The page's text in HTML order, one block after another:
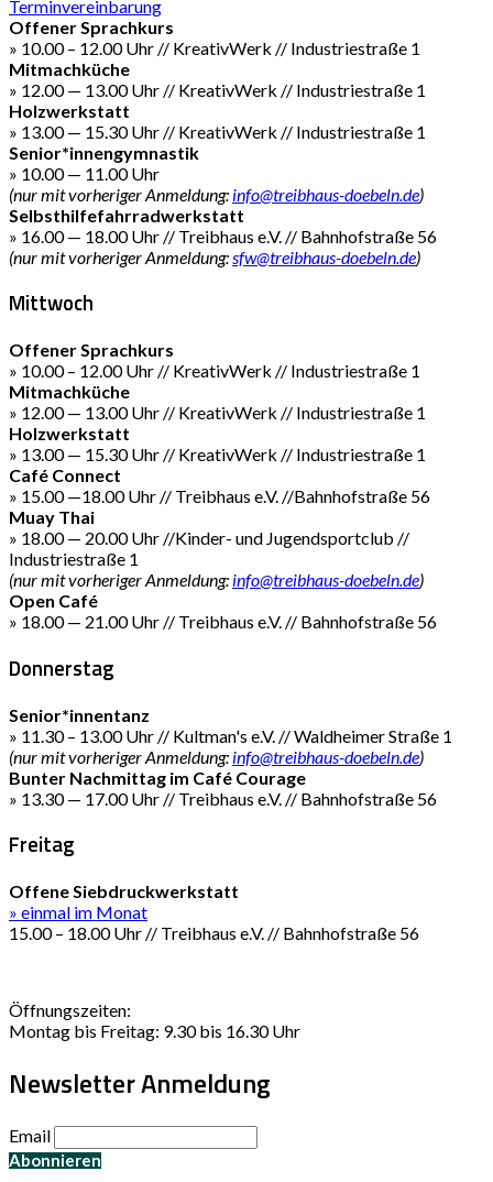
Terminvereinbarung
Offener Sprachkurs
» 10.00 – 12.00 Uhr // KreativWerk // Industriestraße 1
Mitmachküche
» 12.00 — 13.00 Uhr // KreativWerk // Industriestraße 1
Holzwerkstatt
» 13.00 — 15.30 Uhr // KreativWerk // Industriestraße 1
Senior*innengymnastik
» 10.00 — 11.00 Uhr
(nur mit vorheriger Anmeldung: info@treibhaus-doebeln.de)
Selbsthilfefahrradwerkstatt
» 16.00 — 18.00 Uhr // Treibhaus e.V. // Bahnhofstraße 56
(nur mit vorheriger Anmeldung: sfw@treibhaus-doebeln.de)
Mittwoch
Offener Sprachkurs
» 10.00 – 12.00 Uhr // KreativWerk // Industriestraße 1
Mitmachküche
» 12.00 — 13.00 Uhr // KreativWerk // Industriestraße 1
Holzwerkstatt
» 13.00 — 15.30 Uhr // KreativWerk // Industriestraße 1
Café Connect
» 15.00 —18.00 Uhr // Treibhaus e.V. //Bahnhofstraße 56
Muay Thai
» 18.00 — 20.00 Uhr //Kinder- und Jugendsportclub //
Industriestraße 1
(nur mit vorheriger Anmeldung: info@treibhaus-doebeln.de)
Open Café
» 18.00 — 21.00 Uhr // Treibhaus e.V. // Bahnhofstraße 56
Donnerstag
Senior*innentanz
» 11.30 – 13.00 Uhr // Kultman's e.V. // Waldheimer Straße 1
(nur mit vorheriger Anmeldung: info@treibhaus-doebeln.de)
Bunter Nachmittag im Café Courage
» 13.30 — 17.00 Uhr // Treibhaus e.V. // Bahnhofstraße 56
Freitag
Offene Siebdruckwerkstatt
» einmal im Monat
15.00 – 18.00 Uhr // Treibhaus e.V. // Bahnhofstraße 56
Öffnungszeiten:
Montag bis Freitag: 9.30 bis 16.30 Uhr
Newsletter Anmeldung
Email